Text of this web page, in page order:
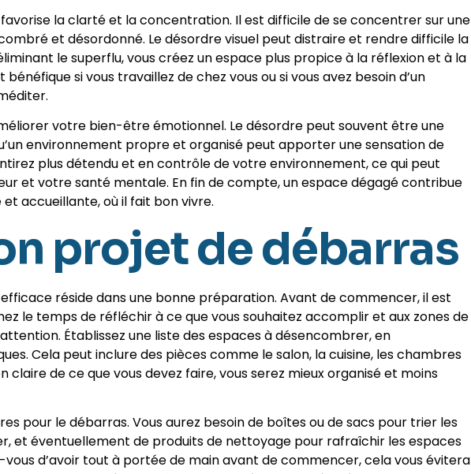
la clarté et la concentration. Il est difficile de se concentrer sur une
et désordonné. Le désordre visuel peut distraire et rendre difficile la
le superflu, vous créez un espace plus propice à la réflexion et à la
si vous travaillez de chez vous ou si vous avez besoin d’un
votre bien-être émotionnel. Le désordre peut souvent être une
environnement propre et organisé peut apporter une sensation de
plus détendu et en contrôle de votre environnement, ce qui peut
et votre santé mentale. En fin de compte, un espace dégagé contribue
accueillante, où il fait bon vivre.
projet de débarras
réside dans une bonne préparation. Avant de commencer, il est
le temps de réfléchir à ce que vous souhaitez accomplir et aux zones de
Établissez une liste des espaces à désencombrer, en
Cela peut inclure des pièces comme le salon, la cuisine, les chambres
claire de ce que vous devez faire, vous serez mieux organisé et moins
pour le débarras. Vous aurez besoin de boîtes ou de sacs pour trier les
et éventuellement de produits de nettoyage pour rafraîchir les espaces
vous d’avoir tout à portée de main avant de commencer, cela vous évitera